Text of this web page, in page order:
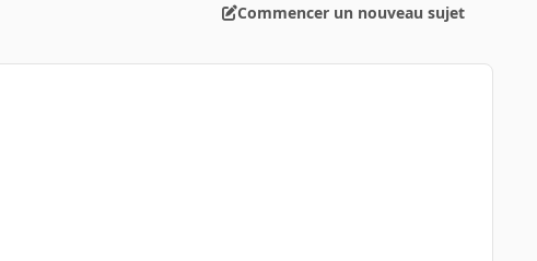
Commencer un nouveau sujet